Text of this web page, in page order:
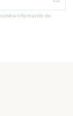
información de